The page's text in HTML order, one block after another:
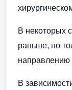
В некоторых
раньше, но
направлению
В